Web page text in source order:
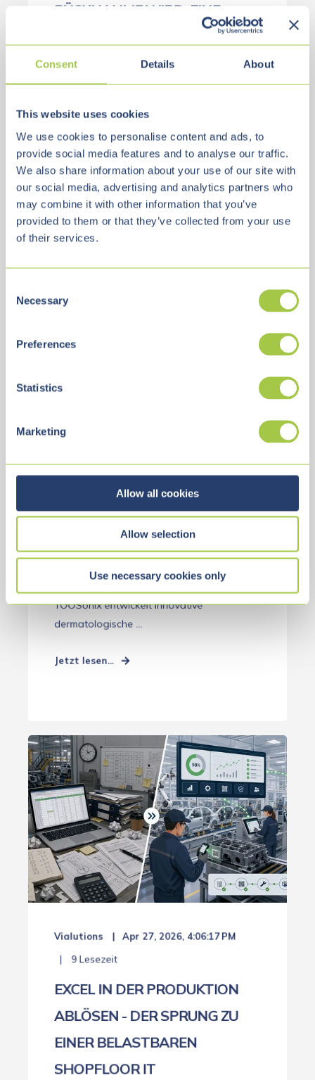
Consent Details About
This website uses cookies
We use cookies to personalise content and ads, to
provide social media features and to analyse our traffic.
We also share information about your use of our site with
our social media, advertising and analytics partners who
may combine it with other information that you’ve
provided to them or that they’ve collected from your use
of their services.
Necessary
Preferences
Statistics
Marketing
Allow all cookies
Allow selection
Use necessary cookies only
RÜCKNAHME WIRD: EINE
WARNUNG AUS DER PRAXIS
Das perfekte IT-Projekt – und sein
unrühmliches Ende Es war einmal eine
maßgeschneiderte ...
Jetzt lesen...
TOOSONIX: DESKTOP-
ANWENDUNG FÜR
MEDIZINISCHES
FACHPERSONAL
Ausgangslage Das MedTech-Unternehmen
TOOSonix entwickelt innovative
dermatologische ...
Jetzt lesen...
Vialutions Apr 27, 2026, 4:06:17 PM
9 Lesezeit
EXCEL IN DER PRODUKTION
ABLÖSEN - DER SPRUNG ZU
EINER BELASTBAREN
SHOPFLOOR IT